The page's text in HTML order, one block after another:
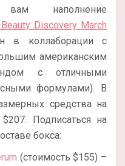
наполнение
Discovery March
в коллаборации с
американским
с отличными
формулами). В
средства на
Подписаться на
бокса:
(стоимость $155) –